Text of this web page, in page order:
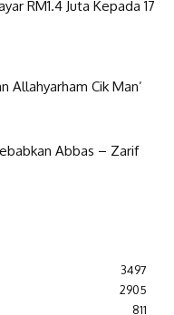
RM1.4 Juta Kepada 17
Allahyarham Cik Man’
Abbas – Zarif
3497
2905
811